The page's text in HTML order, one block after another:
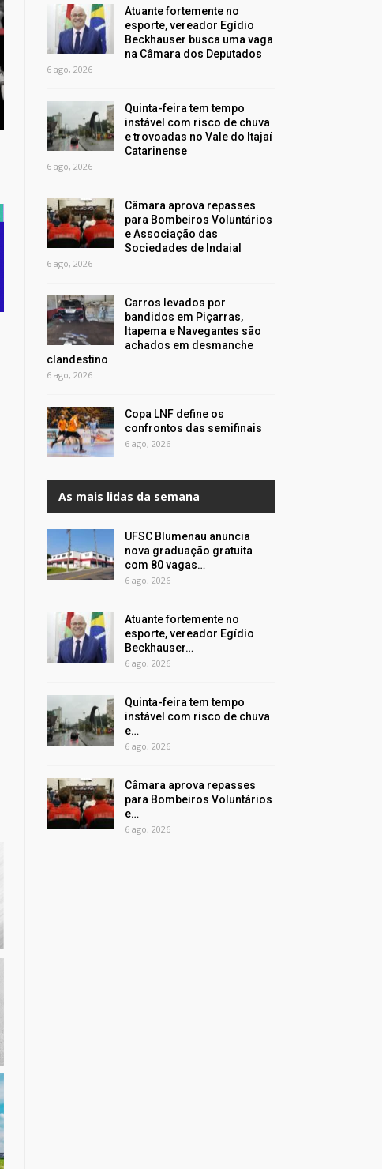
Atuante fortemente no
esporte, vereador Egídio
Beckhauser busca uma vaga
na Câmara dos Deputados
6 ago, 2026
Quinta-feira tem tempo
instável com risco de chuva
e trovoadas no Vale do Itajaí
Catarinense
6 ago, 2026
Câmara aprova repasses
para Bombeiros Voluntários
e Associação das
Sociedades de Indaial
6 ago, 2026
Carros levados por
bandidos em Piçarras,
Itapema e Navegantes são
achados em desmanche
clandestino
6 ago, 2026
Copa LNF define os
confrontos das semifinais
6 ago, 2026
As mais lidas da semana
UFSC Blumenau anuncia
nova graduação gratuita
com 80 vagas…
6 ago, 2026
Atuante fortemente no
esporte, vereador Egídio
Beckhauser…
6 ago, 2026
Quinta-feira tem tempo
instável com risco de chuva
e…
6 ago, 2026
Câmara aprova repasses
para Bombeiros Voluntários
e…
6 ago, 2026